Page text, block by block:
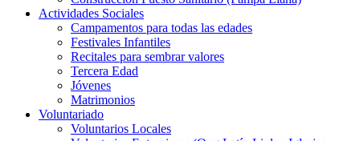
Actividades Sociales
Campamentos para todas las edades
Festivales Infantiles
Recitales para sembrar valores
Tercera Edad
Jóvenes
Matrimonios
Voluntariado
Voluntarios Locales